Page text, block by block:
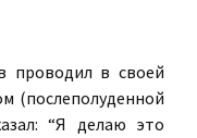
проводил в своей
(послеполуденной
“Я делаю это